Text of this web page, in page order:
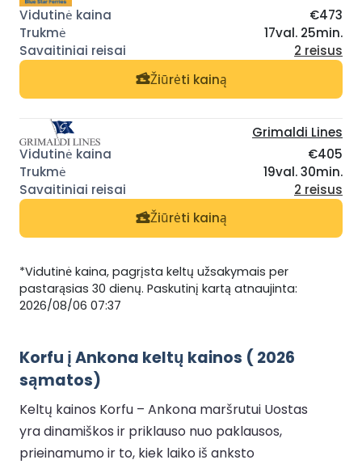
€473
17val. 25min.
2 reisus
Žiūrėti kainą
Grimaldi Lines
€405
19val. 30min.
2 reisus
Žiūrėti kainą
*Vidutinė kaina, pagrįsta keltų užsakymais per
pastarąsias 30 dienų. Paskutinį kartą atnaujinta:
2026/08/06 07:37
Korfu į Ankona keltų kainos ( 2026
sąmatos)
Keltų kainos Korfu – Ankona maršrutui Uostas
yra dinamiškos ir priklauso nuo paklausos,
prieinamumo ir to, kiek laiko iš anksto